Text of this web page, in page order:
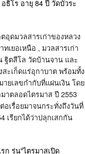
อุดมวลสารเก่าของหลวง
เยอเหนือ , มวลสารเก่า
ฐิตสีโล วัดบ้านจาน และ
สะเก็ดแร่อุกาบาต พร้อมทั้ง
ยเลขกำกับที่แผ่นเงิน โดย
าตลอดไตรมาส ปี 2553
อเรื่อยมาจนกระทั่งถึงวันที่
เรียกได้ว่าปลุกเสกกัน